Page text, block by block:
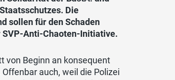
Die
sollen für den Schaden
SVP-Anti-Chaoten-Initiative.
von Beginn an konsequent
auch, weil die Polizei